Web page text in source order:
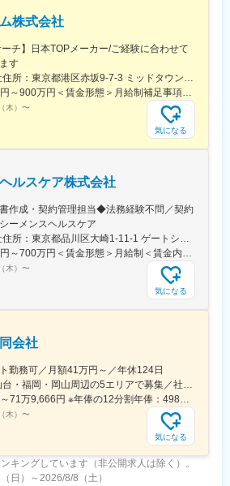
と在籍している方も多数おり年齢層も20歳～
活躍しています。
％と大手日系メーカーと同様に非常に長く
やITの知識も身に着けることができます。
として現場のマネジメント、本社工場での製
ビス体制の仕組み作りなどキャリア構築が可
定める業務
株式会社
ーチ】日本TOPメーカー/ご経験に合わせて
す
＜勤務地詳細＞本社住所：東京都港区赤坂9-7-3 ミッドタウン・ウェスト勤務地最寄駅：東京メトロ日比谷線／都営大江戸線／六本木駅受動喫煙対策：敷地内全面禁煙
＜予定年収＞600万円～900万円＜賃金形態＞月給制補足事項なし＜賃金内訳＞月額（基本給）：300,000円～500,000円＜月給＞300,000円～500,000円＜昇給有無＞有＜残業手当＞有賃金はあくまでも目安の金額であり、選考を通じて上下する可能性があります。月給(月額)は固定手当を含めた表記です。
木） 〜
気になる
ルスケア株式会社
書作成・契約管理担当◆法務経験不問／契約
ーメンスヘルスケア
＜勤務地詳細＞本社住所：東京都品川区大崎1-11-1 ゲートシティ大崎ウエストタワー勤務地最寄駅：JR線／大崎駅受動喫煙対策：屋内全面禁煙変更の範囲：会社の定める事業所（リモートワーク含む）
＜予定年収＞500万円～700万円＜賃金形態＞月給制＜賃金内訳＞月額（基本給）：250,000円～500,000円＜月給＞250,000円～500,000円＜昇給有無＞有＜残業手当＞有＜給与補足＞※給与詳細は経験・能力・前職給与等を踏まえて決定致します。■昇給：年1回（10月）■賞与：年2回（6月・12月）賃金はあくまでも目安の金額であり、選考を通じて上下する可能性があります。月給(月額)は固定手当を含めた表記です。
木） 〜
気になる
会社
勤務可／月額41万円～／年休124日
【名古屋・大阪・仙台・福岡・岡山周辺の5エリアで募集／社用車使用可】就業場所：ホームオフィス／顧客先への直行直帰スタイル(1)名古屋エリア愛知県、岐阜県、福井県、三重県(2)大阪エリア滋賀県、京都府、大阪府、兵庫県、奈良県、和歌山県(3)仙台エリア宮城県、青森県、秋田県、山形県、岩手県、福島県※上記東北6件をチームで担当(4)福岡エリア福岡県、大分県、佐賀県、熊本県、長崎県、宮崎県、鹿児島県、沖縄県(5)岡山エリア鳥取県、島根県、岡山県、広島県、山口県※今後は東京エリアでの募集も予定です。◎社用車での訪問が可能です◎訪問のない日は在宅勤務となります◎研修、社内の打ち合わせ、イベント等で出社が発生する可能性がございます◎転勤は基本ありません本社：東京都港区港南1-8-15 Wビル14F受動喫煙対策：敷地内全面禁煙
月額：41万5,000円～71万9,666円 ※年俸の12分割年俸：498万円～863万5,992円（固定残業手当を含む）＋Sales Pay（内訳）年額（基本給）：450万円～800万円固定残業手当：月4万円～5万3,000円（12時間分）※超過した時間外労働の残業手当は追加支給◎Sales Pay：年額（基本給）の10％支給あり
木） 〜
気になる
キングしています（非公開求人は除く）。
日）～2026/8/8（土）